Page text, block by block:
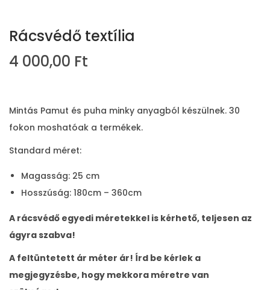
Rácsvédő textília
4 000,00 Ft
Mintás Pamut és puha minky anyagból készülnek. 30
fokon moshatóak a termékek.
Standard méret:
Magasság: 25 cm
Hosszúság: 180cm – 360cm
A rácsvédő egyedi méretekkel is kérhető, teljesen az
ágyra szabva!
A feltüntetett ár méter ár! Írd be kérlek a
megjegyzésbe, hogy mekkora méretre van